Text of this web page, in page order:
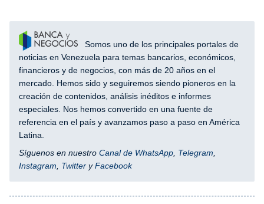
Somos uno de los principales portales de
noticias en Venezuela para temas bancarios, económicos,
financieros y de negocios, con más de 20 años en el
mercado. Hemos sido y seguiremos siendo pioneros en la
creación de contenidos, análisis inéditos e informes
especiales. Nos hemos convertido en una fuente de
referencia en el país y avanzamos paso a paso en América
Latina.
Síguenos en nuestro Canal de WhatsApp Telegram
Instagram
Twitter yFacebook